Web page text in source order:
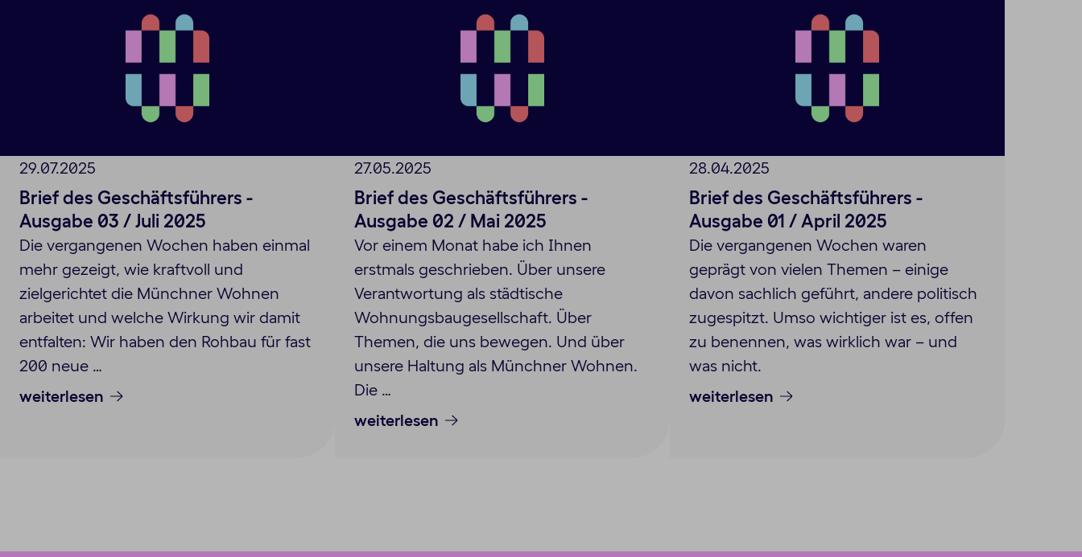
Brief des Geschäftsführers -
Ausgabe 03 / Juli 2025
29.07.2025
Die vergangenen Wochen haben einmal
mehr gezeigt, wie kraftvoll und
zielgerichtet die Münchner Wohnen
arbeitet und welche Wirkung wir damit
entfalten: Wir haben den Rohbau für fast
200 neue …
weiterlesen
Brief des Geschäftsführers -
Ausgabe 02 / Mai 2025
27.05.2025
Vor einem Monat habe ich Ihnen
erstmals geschrieben. Über unsere
Verantwortung als städtische
Wohnungsbaugesellschaft. Über
Themen, die uns bewegen. Und über
unsere Haltung als Münchner Wohnen.
Die …
weiterlesen
Brief des Geschäftsführers -
Ausgabe 01 / April 2025
28.04.2025
Die vergangenen Wochen waren
geprägt von vielen Themen – einige
davon sachlich geführt, andere politisch
zugespitzt. Umso wichtiger ist es, offen
zu benennen, was wirklich war – und
was nicht.
weiterlesen